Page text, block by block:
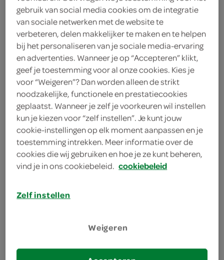
100 gram roomkaas
200 gram paddenstoelen
kies je winkel
benodigdheden
keukenmachine
bereiden
deel op twitter
gebruik van social media cookies om de integratie
van sociale netwerken met de website te
verbeteren, delen makkelijker te maken en te helpen
bij het personaliseren van je sociale media-ervaring
en advertenties. Wanneer je op “Accepteren” klikt,
geef je toestemming voor al onze cookies. Kies je
voor “Weigeren”? Dan worden alleen de strikt
noodzakelijke, functionele en prestatiecookies
geplaatst. Wanneer je zelf je voorkeuren wil instellen
kun je kiezen voor “zelf instellen”. Je kunt jouw
cookie-instellingen op elk moment aanpassen en je
toestemming intrekken. Meer informatie over de
cookies die wij gebruiken en hoe je ze kunt beheren,
vind je in ons cookiebeleid. cookiebeleid
Zelf instellen
Weigeren